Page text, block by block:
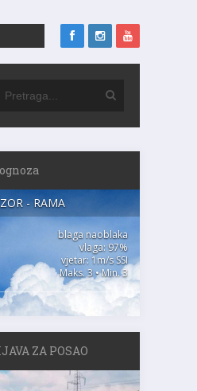
- RAMA
blaga naoblaka
vlaga: 97%
vjetar: 1m/s SSI
Maks. 3 • Min. 3
ZA POSAO